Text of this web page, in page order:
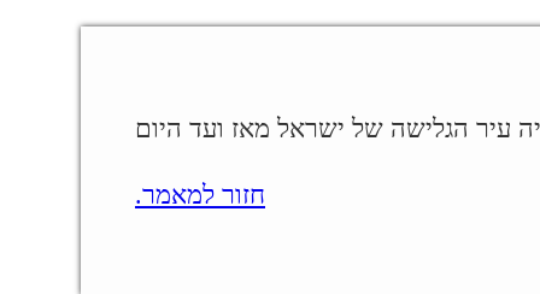
עיר הגלישה של ישראל מאז ועד היום
חזור למאמר.